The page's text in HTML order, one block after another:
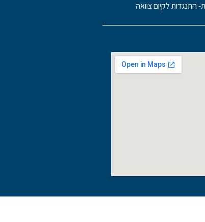
התנגדות לקיום צוואה